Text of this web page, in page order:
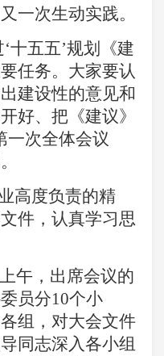
一次生动实践。
十五五’规划《建
任务。大家要认
建设性的意见和
好、把《建议》
一次全体会议
高度负责的精
件，认真学习思
午，出席会议的
员分10个小
组，对大会文件
同志深入各小组